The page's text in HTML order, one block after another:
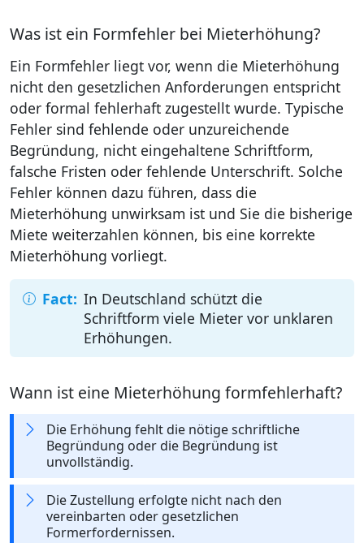
Was ist ein Formfehler bei Mieterhöhung?
Ein Formfehler liegt vor, wenn die Mieterhöhung
nicht den gesetzlichen Anforderungen entspricht
oder formal fehlerhaft zugestellt wurde. Typische
Fehler sind fehlende oder unzureichende
Begründung, nicht eingehaltene Schriftform,
falsche Fristen oder fehlende Unterschrift. Solche
Fehler können dazu führen, dass die
Mieterhöhung unwirksam ist und Sie die bisherige
Miete weiterzahlen können, bis eine korrekte
Mieterhöhung vorliegt.
In Deutschland schützt die
Schriftform viele Mieter vor unklaren
Erhöhungen.
Wann ist eine Mieterhöhung formfehlerhaft?
Die Erhöhung fehlt die nötige schriftliche
Begründung oder die Begründung ist
unvollständig.
Die Zustellung erfolgte nicht nach den
vereinbarten oder gesetzlichen
Formerfordernissen.